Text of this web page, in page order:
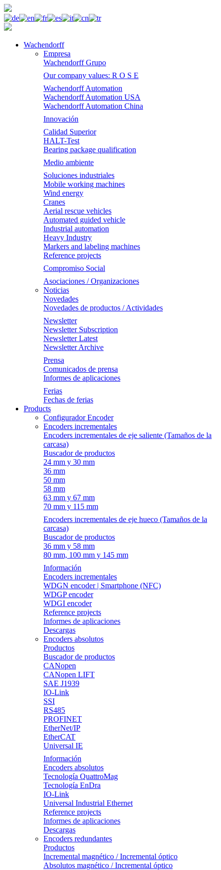
Wachendorff
Empresa
Wachendorff Grupo
Our company values: R O S E
Wachendorff Automation
Wachendorff Automation USA
Wachendorff Automation China
Innovación
Calidad Superior
HALT-Test
Bearing package qualification
Medio ambiente
Soluciones industriales
Mobile working machines
Wind energy
Cranes
Aerial rescue vehicles
Automated guided vehicle
Industrial automation
Heavy Industry
Markers and labeling machines
Reference projects
Compromiso Social
Asociaciones / Organizaciones
Noticias
Novedades
Novedades de productos / Actividades
Newsletter
Newsletter Subscription
Newsletter Latest
Newsletter Archive
Prensa
Comunicados de prensa
Informes de aplicaciones
Ferias
Fechas de ferias
Products
Configurador Encoder
Encoders incrementales
Encoders incrementales de eje saliente (Tamaños de la
carcasa)
Buscador de productos
24 mm y 30 mm
36 mm
50 mm
58 mm
63 mm y 67 mm
70 mm y 115 mm
Encoders incrementales de eje hueco (Tamaños de la
carcasa)
Buscador de productos
36 mm y 58 mm
80 mm, 100 mm y 145 mm
Información
Encoders incrementales
WDGN encoder | Smartphone (NFC)
WDGP encoder
WDGI encoder
Reference projects
Informes de aplicaciones
Descargas
Encoders absolutos
Productos
Buscador de productos
CANopen
CANopen LIFT
SAE J1939
IO-Link
SSI
RS485
PROFINET
EtherNet/IP
EtherCAT
Universal IE
Información
Encoders absolutos
Tecnología QuattroMag
Tecnología EnDra
IO-Link
Universal Industrial Ethernet
Reference projects
Informes de aplicaciones
Descargas
Encoders redundantes
Productos
Incremental magnético / Incremental óptico
Absolutos magnético / Incremental óptico